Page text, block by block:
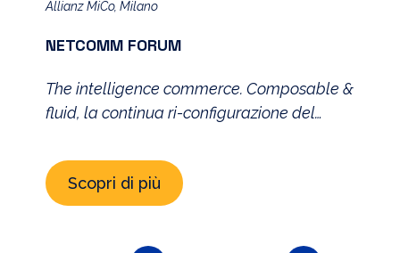
Allianz MiCo, Milano
NETCOMM FORUM
The intelligence commerce. Composable &
fluid, la continua ri-configurazione del
Scopri di più